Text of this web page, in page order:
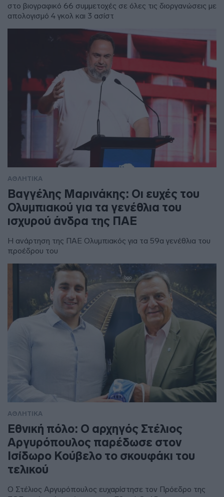
στο βιογραφικό 66 συμμετοχές σε όλες τις διοργανώσεις με
απολογισμό 4 γκολ και 3 ασίστ
ΑΘΛΗΤΙΚΑ
Βαγγέλης Μαρινάκης: Οι ευχές του
Ολυμπιακού για τα γενέθλια του
ισχυρού άνδρα της ΠΑΕ
Η ανάρτηση της ΠΑΕ Ολυμπιακός για τα 59α γενέθλια του
προέδρου του
ΑΘΛΗΤΙΚΑ
Εθνική πόλο: Ο αρχηγός Στέλιος
Αργυρόπουλος παρέδωσε στον
Ισίδωρο Κούβελο το σκουφάκι του
τελικού
Ο Στέλιος Αργυρόπουλος ευχαρίστησε τον Πρόεδρο της